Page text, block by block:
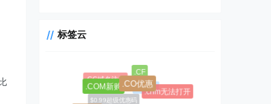
标签云
$0.99超级优惠码
.AL域名
.CC域名注册
.CF
.chm无法打开
.COM新购.CO优惠